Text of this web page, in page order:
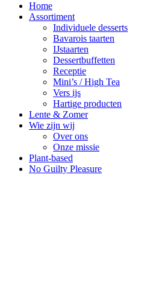
Home
Assortiment
Individuele desserts
Bavarois taarten
IJstaarten
Dessertbuffetten
Receptie
Mini’s / High Tea
Vers ijs
Hartige producten
Lente & Zomer
Wie zijn wij
Over ons
Onze missie
Plant-based
No Guilty Pleasure